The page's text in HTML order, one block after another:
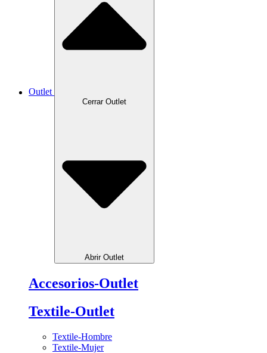
Outlet
Cerrar Outlet
Abrir Outlet
Accesorios-Outlet
Textile-Outlet
Textile-Hombre
Textile-Mujer